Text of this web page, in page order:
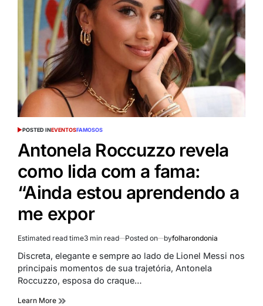
POSTED INEVENTOSFAMOSOS
Antonela Roccuzzo revela
como lida com a fama:
“Ainda estou aprendendo a
me expor
Estimated read time3 min read Posted on byfolharondonia
Discreta, elegante e sempre ao lado de Lionel Messi nos
principais momentos de sua trajetória, Antonela
Roccuzzo, esposa do craque…
Learn More